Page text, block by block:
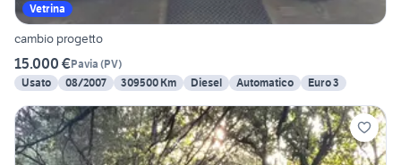
Vetrina
cambio progetto
15.000 €Pavia (PV)
Usato
08/2007 309500 Km Diesel Automatico Euro 3